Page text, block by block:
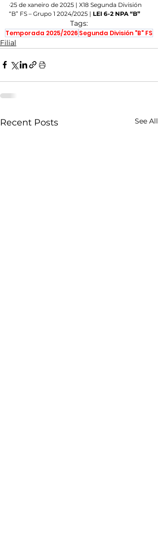
·25 de xaneiro de 2025 | X18 Segunda División
“B” FS – Grupo 1 2024/2025 | LEI 6-2 NPA “B”
Tags:
Temporada 2025/2026 Segunda División "B" FS
Filial
Recent Posts See All